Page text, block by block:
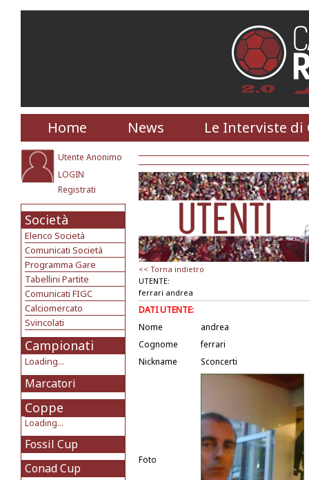
Home News Le Interviste di
Utente Anonimo
LOGIN
Registrati
Società
Elenco Società
Comunicati Società
Programma Gare
Tabellini Partite
Comunicati FIGC
Calciomercato
Svincolati
Campionati
Loading...
Marcatori
Coppe
Loading...
Fossil Cup
Conad Cup
<< Torna indietro
UTENTE:
ferrari andrea
DATI UTENTE:
Nome
andrea
Cognome
ferrari
Nickname
Sconcerti
Foto